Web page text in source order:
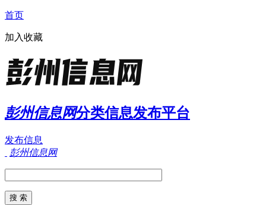
首页
加入收藏
彭州信息网分类信息发布平台
发布信息
彭州信息网